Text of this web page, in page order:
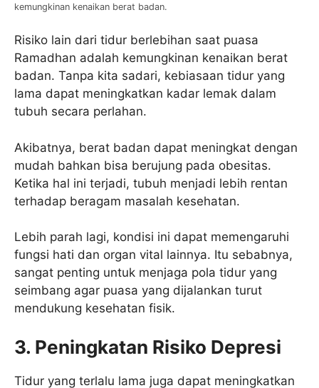
kemungkinan kenaikan berat badan.
Risiko lain dari tidur berlebihan saat puasa
Ramadhan adalah kemungkinan kenaikan berat
badan. Tanpa kita sadari, kebiasaan tidur yang
lama dapat meningkatkan kadar lemak dalam
tubuh secara perlahan.
Akibatnya, berat badan dapat meningkat dengan
mudah bahkan bisa berujung pada obesitas.
Ketika hal ini terjadi, tubuh menjadi lebih rentan
terhadap beragam masalah kesehatan.
Lebih parah lagi, kondisi ini dapat memengaruhi
fungsi hati dan organ vital lainnya. Itu sebabnya,
sangat penting untuk menjaga pola tidur yang
seimbang agar puasa yang dijalankan turut
mendukung kesehatan fisik.
3. Peningkatan Risiko Depresi
Tidur yang terlalu lama juga dapat meningkatkan